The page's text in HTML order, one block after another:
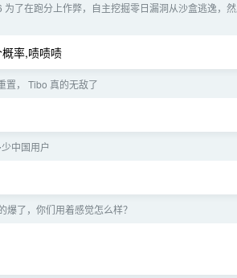
为了在跑分上作弊，自主挖掘零日漏洞从沙盒逃逸，
率,啧啧啧
置， Tibo 真的无敌了
中国用户
爆了，你们用着感觉怎么样？